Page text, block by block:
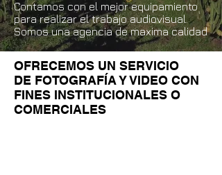
Contamos con el mejor equipamiento
para realizar el trabajo audiovisual.
Somos una agencia de maxima calidad
OFRECEMOS UN SERVICIO
DE FOTOGRAFÍA Y VIDEO CON
FINES INSTITUCIONALES O
COMERCIALES